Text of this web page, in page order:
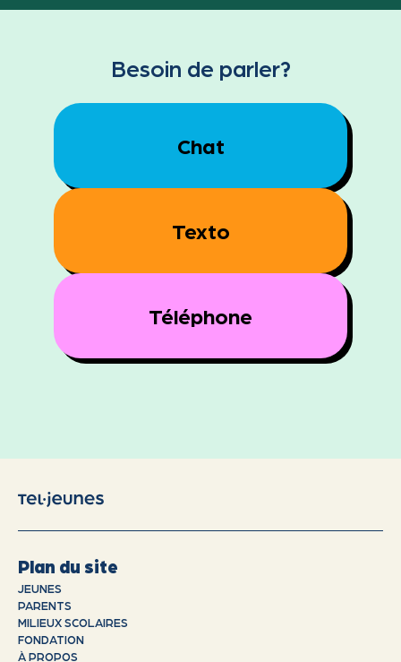
Besoin de parler?
Chat
Texto
Téléphone
Plan du site
JEUNES
PARENTS
MILIEUX SCOLAIRES
FONDATION
À PROPOS